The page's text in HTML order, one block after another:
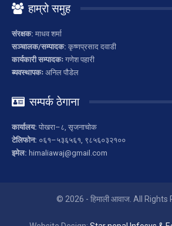
हाम्रो समुह
संरक्षक: माधव शर्मा
सञ्चालक/सम्पादक: कृष्णप्रसाद दवाडी
कार्यकारी सम्पादकः गणेश पहारी
ब्यवस्थापकः अनिल पौडेल
सम्पर्क ठेगाना
कार्यालय: पोखरा–८, सृजनाचोक
टेलिफोन: ०६१–५३६५६१, ९८५६०३२१००
इमेल: himaliawaj@gmail.com
© 2026 - हिमाली आवाज. All Rights